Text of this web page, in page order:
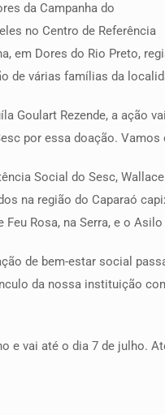
da Campanha do
no Centro de Referência
em Dores do Rio Preto,
de várias famílias da
Goulart Rezende, a ação
por essa doação.
Social do Sesc,
na região do Caparaó
Rosa, na Serra, e o
de bem-estar social
da nossa instituição
e vai até o dia 7 de julho.